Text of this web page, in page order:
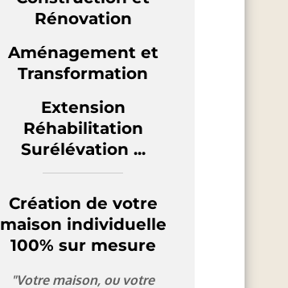
Rénovation
Aménagement et
Transformation
Extension
Réhabilitation
Surélévation ...
Création de votre
maison individuelle
100% sur mesure
"Votre maison, ou votre